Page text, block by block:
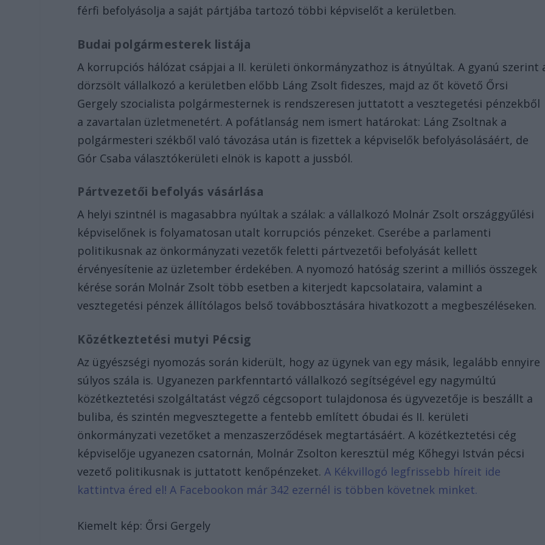
férfi befolyásolja a saját pártjába tartozó többi képviselőt a kerületben.
Budai polgármesterek listája
A korrupciós hálózat csápjai a II. kerületi önkormányzathoz is átnyúltak. A gyanú szerint
dörzsölt vállalkozó a kerületben előbb Láng Zsolt fideszes, majd az őt követő Őrsi
Gergely szocialista polgármesternek is rendszeresen juttatott a vesztegetési pénzekből
a zavartalan üzletmenetért. A pofátlanság nem ismert határokat: Láng Zsoltnak a
polgármesteri székből való távozása után is fizettek a képviselők befolyásolásáért, de
Gór Csaba választókerületi elnök is kapott a jussból.
Pártvezetői befolyás vásárlása
A helyi szintnél is magasabbra nyúltak a szálak: a vállalkozó Molnár Zsolt országgyűlési
képviselőnek is folyamatosan utalt korrupciós pénzeket. Cserébe a parlamenti
politikusnak az önkormányzati vezetők feletti pártvezetői befolyását kellett
érvényesítenie az üzletember érdekében. A nyomozó hatóság szerint a milliós összegek
kérése során Molnár Zsolt több esetben a kiterjedt kapcsolataira, valamint a
vesztegetési pénzek állítólagos belső továbbosztására hivatkozott a megbeszéléseken.
Közétkeztetési mutyi Pécsig
Az ügyészségi nyomozás során kiderült, hogy az ügynek van egy másik, legalább ennyire
súlyos szála is. Ugyanezen parkfenntartó vállalkozó segítségével egy nagymúltú
közétkeztetési szolgáltatást végző cégcsoport tulajdonosa és ügyvezetője is beszállt a
buliba, és szintén megvesztegette a fentebb említett óbudai és II. kerületi
önkormányzati vezetőket a menzaszerződések megtartásáért. A közétkeztetési cég
képviselője ugyanezen csatornán, Molnár Zsolton keresztül még Kőhegyi István pécsi
vezető politikusnak is juttatott kenőpénzeket.A Kékvillogó legfrissebb híreit ide
kattintva éred el! A Facebookon már 342 ezernél is többen követnek minket.
Kiemelt kép: Őrsi Gergely